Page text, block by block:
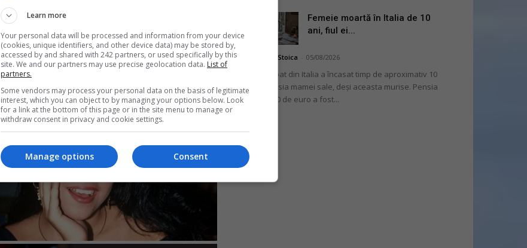
Femeie moartă în Italia de 10
ani, fiul ei...
Daniela Stoica 05/08/2026
Un bărbat din Italia a încasat timp de aproximativ 10
ani pensia mamei sale, deși aceasta murise. Pensia
de 2.000 de euro a fost...
Learn more
Your personal data will be processed and information from your device
(cookies, unique identifiers, and other device data) may be stored by,
accessed by and shared with 242 partners, or used specifically by this
site. We and our partners may use precise geolocation data. List of
partners.
Some vendors may process your personal data on the basis of legitimate
interest, which you can object to by managing your options below. Look
for a link at the bottom of this page or in the site menu to manage or
withdraw consent in privacy and cookie settings.
Consent
Manage options